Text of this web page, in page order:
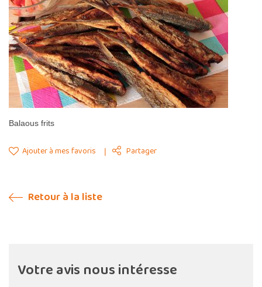
Balaous frits
Ajouter à mes favoris Partager
Retour à la liste
Votre avis nous intéresse